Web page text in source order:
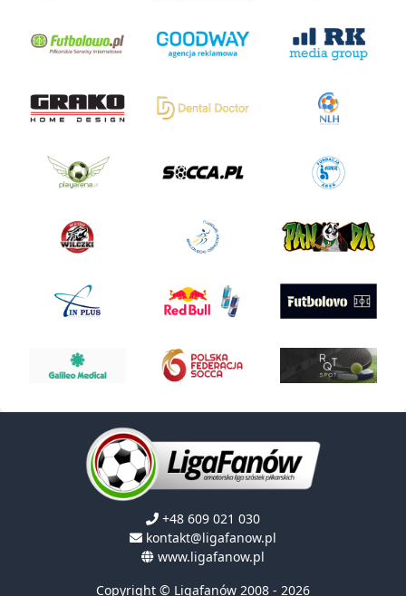
+48 609 021 030
kontakt@ligafanow.pl
www.ligafanow.pl